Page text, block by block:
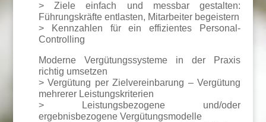
> Ziele einfach und messbar gestalten:
Führungskräfte entlasten, Mitarbeiter begeistern
> Kennzahlen für ein effizientes Personal-
Controlling
Moderne Vergütungssysteme in der Praxis
richtig umsetzen
> Vergütung per Zielvereinbarung – Vergütung
mehrerer Leistungskriterien
> Leistungsbezogene und/oder
ergebnisbezogene Vergütungsmodelle